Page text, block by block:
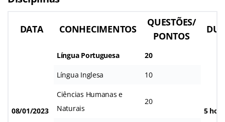
DATA CONHECIMENTOS
QUESTÕES/
PONTOS
08/01/2023
Língua Portuguesa 20
5
Língua Inglesa 10
Ciências Humanas e
Naturais
20